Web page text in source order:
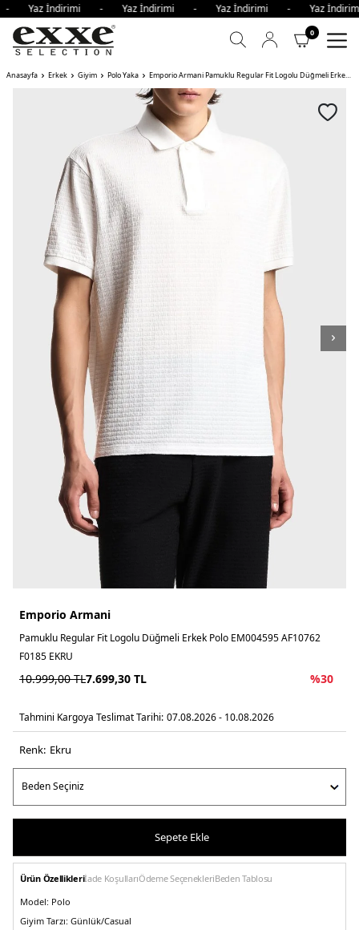
Yaz İndirimi - Yaz İndirimi - Yaz İndirimi - Yaz
0
Anasayfa Erkek Giyim Polo Yaka Emporio Armani Pamuklu Regular Fit Logolu Düğmeli Erkek Polo
Emporio Armani
Pamuklu Regular Fit Logolu Düğmeli Erkek Polo EM004595 AF10762
F0185 EKRU
10.999,00TL7.699,30 TL %30
Tahmini Kargoya Teslimat Tarihi: 07.08.2026 - 10.08.2026
Renk: ekru
Sepete Ekle
Ürün Özellikleriİade KoşullarıÖdeme SeçenekleriBeden Tablosu
Model: Polo
Giyim Tarzı: Günlük/Casual